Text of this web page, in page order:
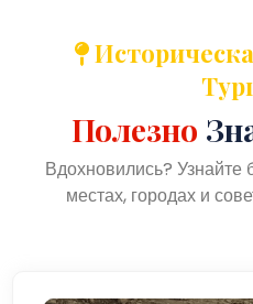
Полезно
Вдохновились? Узнайте
местах, городах и